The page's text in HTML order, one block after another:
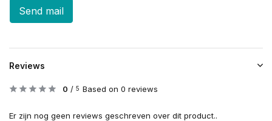
Send mail
Reviews
0 / 5 Based on 0 reviews
Er zijn nog geen reviews geschreven over dit product..